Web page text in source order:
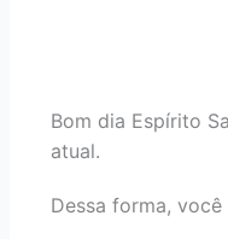
Bom dia Espírito
atual.
Dessa forma,